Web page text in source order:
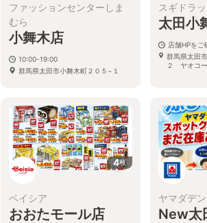
ファッションセンターしま
むら
小舞木店
10:00-19:00
群馬県太田市小舞木町２０５−１
スギドラ
太田小
店舗HPをご
群馬県太田
２ ヤオコ
4枚
ベイシア
おおたモール店
ヤマダデ
New太